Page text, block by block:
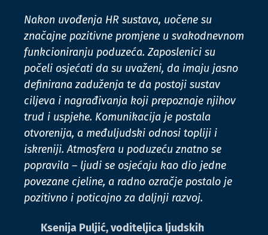
Nakon uvođenja HR sustava, uočene su
značajne pozitivne promjene u svakodnevnom
funkcioniranju poduzeća. Zaposlenici su
počeli osjećati da su uvaženi, da imaju jasno
definirana zaduženja te da postoji sustav
ciljeva i nagrađivanja koji prepoznaje njihov
trud i uspjehe. Komunikacija je postala
otvorenija, a međuljudski odnosi topliji i
iskreniji. Atmosfera u poduzeću znatno se
popravila – ljudi se osjećaju kao dio jedne
povezane cjeline, a radno ozračje postalo je
pozitivno i poticajno za daljnji razvoj.
Ksenija Puljić, voditeljica ljudskih